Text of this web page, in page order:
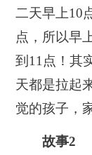
二天早上10
点，所以早
到11点！其
天都是拉起
觉的孩子，
故事2